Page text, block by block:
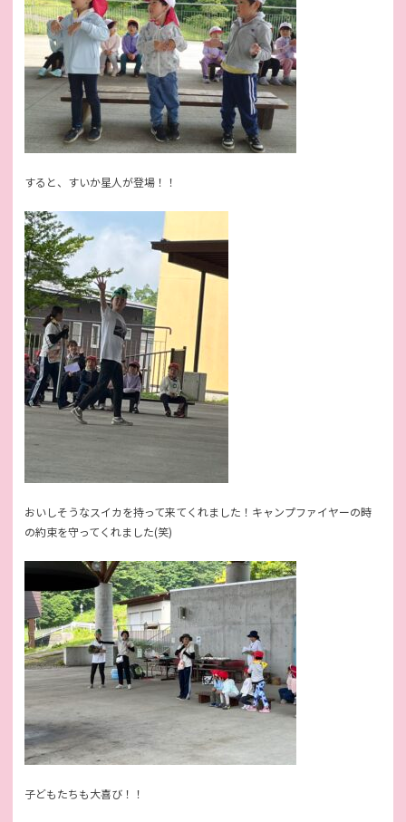
すると、すいか星人が登場！！
おいしそうなスイカを持って来てくれました！キャンプファイヤーの時
の約束を守ってくれました(笑)
子どもたちも大喜び！！